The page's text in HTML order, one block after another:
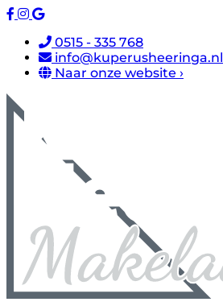
0515 - 335 768
info@kuperusheeringa.nl
Naar onze website ›